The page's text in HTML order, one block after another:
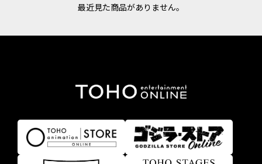
最近見た商品がありません。